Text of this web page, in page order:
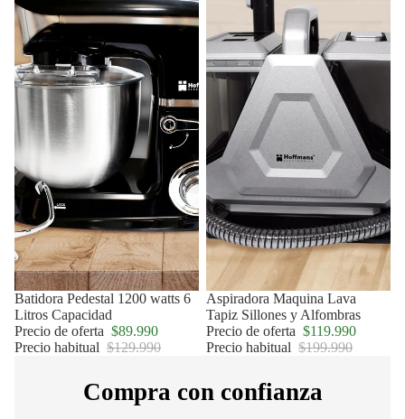
Oferta
Batidora Pedestal 1200 watts 6
Litros Capacidad
Precio de oferta $89.990
Precio habitual $129.990
Oferta
Aspiradora Maquina Lava
Tapiz Sillones y Alfombras
Precio de oferta $119.990
Precio habitual $199.990
Compra con confianza